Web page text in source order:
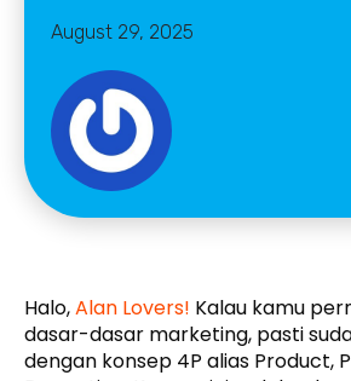
August 29, 2025
Halo,Alan Lovers! Kalau kamu
dasar-dasar marketing, pasti
dengan konsep 4P alias Product,